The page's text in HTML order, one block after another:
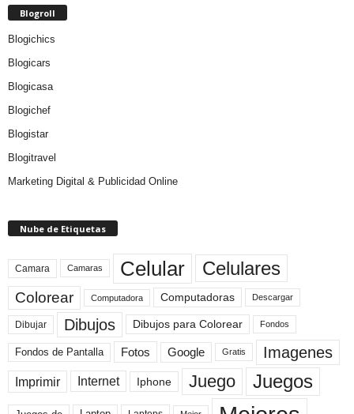
Blogroll
Blogichics
Blogicars
Blogicasa
Blogichef
Blogistar
Blogitravel
Marketing Digital & Publicidad Online
Nube de Etiquetas
Camara Camaras Celular Celulares
Colorear Computadora Computadoras Descargar
Dibujar Dibujos Dibujos para Colorear Fondos
Fondos de Pantalla Fotos Google Gratis Imagenes
Imprimir Internet Iphone Juego Juegos